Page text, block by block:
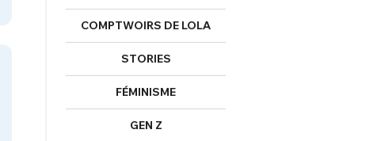
COMPTWOIRS DE LOLA
STORIES
FÉMINISME
GEN Z